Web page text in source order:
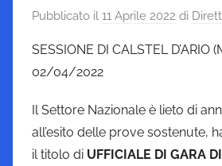
Pubblicato il 11 Aprile 2022 di
SESSIONE DI CALSTEL D’ARIO
02/04/2022
Il Settore Nazionale è lieto di
all’esito delle prove sostenute,
il titolo di UFFICIALE DI GARA